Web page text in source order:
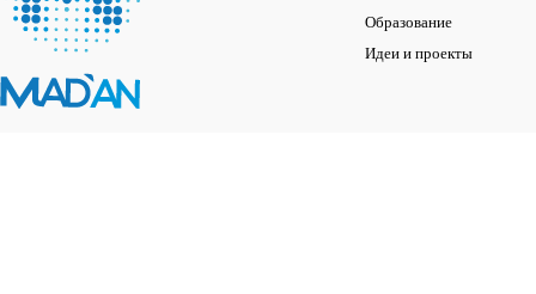
Образование
Идеи и проекты